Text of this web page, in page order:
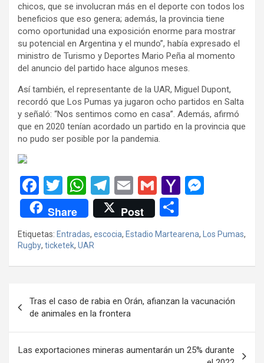
chicos, que se involucran más en el deporte con todos los
beneficios que eso genera; además, la provincia tiene
como oportunidad una exposición enorme para mostrar
su potencial en Argentina y el mundo”, había expresado el
ministro de Turismo y Deportes Mario Peña al momento
del anuncio del partido hace algunos meses.
Así también, el representante de la UAR, Miguel Dupont,
recordó que Los Pumas ya jugaron ocho partidos en Salta
y señaló: “Nos sentimos como en casa”. Además, afirmó
que en 2020 tenían acordado un partido en la provincia que
no pudo ser posible por la pandemia.
F
a
ce
b
o
k
T
wi
tt
er
W
h
at
s
A
p
T
el
e
gr
a
E
m
ail
G
m
ail
Y
o
o
ail
n
g
Share Post
m
p
tir
Etiquetas: Entradas, escocia, Estadio Martearena, Los Pumas,
Rugby, ticketek, UAR
de
entradas
Tras el caso de rabia en Orán, afianzan la vacunación
de animales en la frontera
Las exportaciones mineras aumentarán un 25% durante